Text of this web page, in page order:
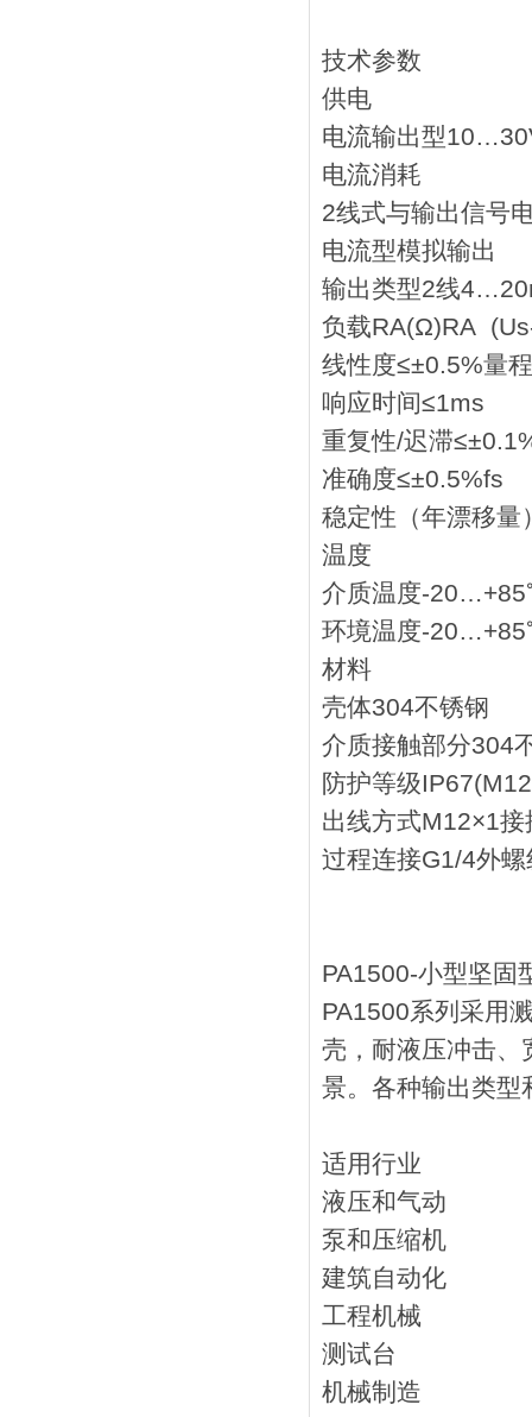
技术参数
供电
电流输出型
电流消耗
2线式与输出信号
电流型模拟输出
输出类型2线
负载RA(Ω)RA
线性度≤±0.5%量程
响应时间≤1ms
重复性/迟滞
准确度≤±0.5%fs
稳定性（年漂移量
温度
介质温度-
环境温度-
材料
壳体304不锈钢
介质接触部分304
防护等级
出线方式M12×1接
过程连接G1/4外
PA1500-小型坚固
PA1500系列采用
壳，耐液压冲击、
景。各种输出类型
适用行业
液压和气动
泵和压缩机
建筑自动化
工程机械
测试台
机械制造